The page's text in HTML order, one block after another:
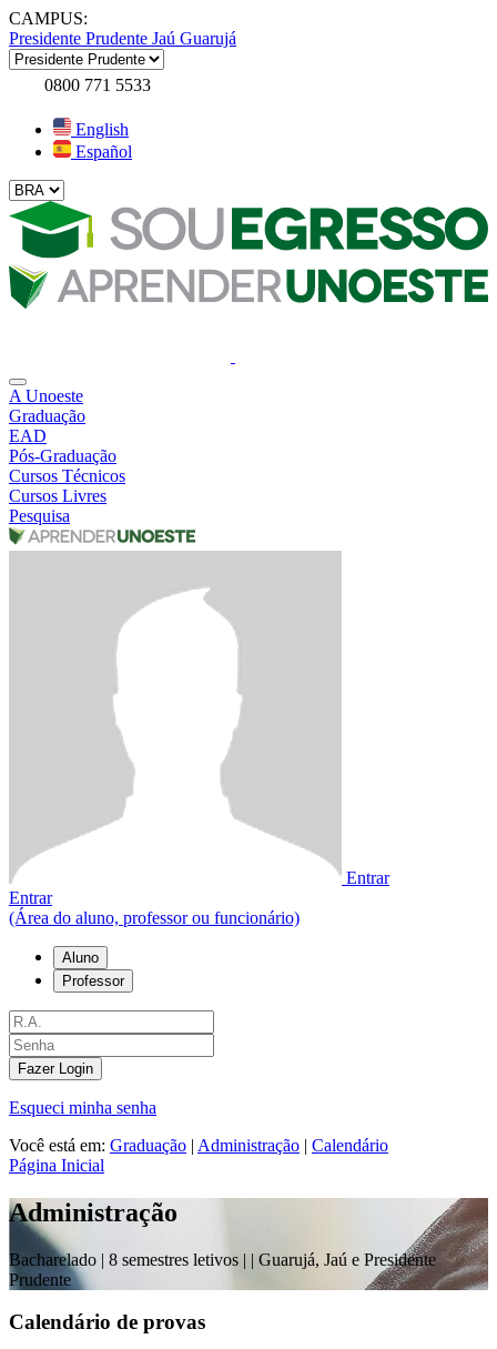
CAMPUS:
Presidente Prudente Jaú Guarujá
0800 771 5533
English
Español
A Unoeste
Graduação
EAD
Pós-Graduação
Cursos Técnicos
Cursos Livres
Pesquisa
Entrar
Entrar
(Área do aluno, professor ou funcionário)
Aluno
Professor
Fazer Login
Esqueci minha senha
Você está em: Graduação | Administração | Calendário
Página Inicial
Administração
Bacharelado | 8 semestres letivos | | Guarujá, Jaú e Presidente
Prudente
Calendário de provas